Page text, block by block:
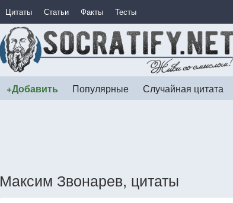
Цитаты Статьи Факты Тесты
+Добавить Популярные Случайная цитата
Максим Звонарев, цитаты